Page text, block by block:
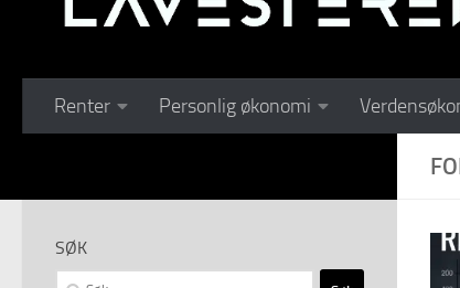
Renter Personlig økonomi
SØK
Søk